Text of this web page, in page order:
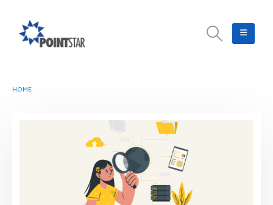
HOME